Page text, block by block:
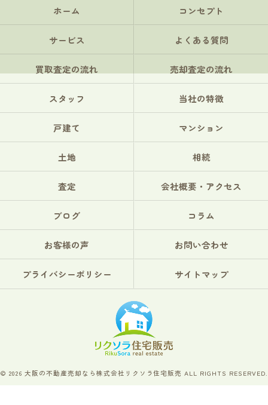
ホーム コンセプト
サービス よくある質問
買取査定の流れ 売却査定の流れ
スタッフ 当社の特徴
戸建て マンション
土地 相続
査定 会社概要・アクセス
ブログ コラム
お客様の声 お問い合わせ
プライバシーポリシー サイトマップ
© 2026 大阪の不動産売却なら株式会社リクソラ住宅販売 ALL RIGHTS RESERVED.